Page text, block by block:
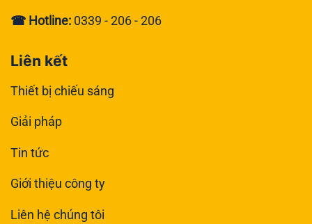
☎ Hotline: 0339 - 206 - 206
Liên kết
Thiết bị chiếu sáng
Giải pháp
Tin tức
Giới thiệu công ty
Liên hệ chúng tôi